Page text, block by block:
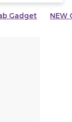
Gadget NEW